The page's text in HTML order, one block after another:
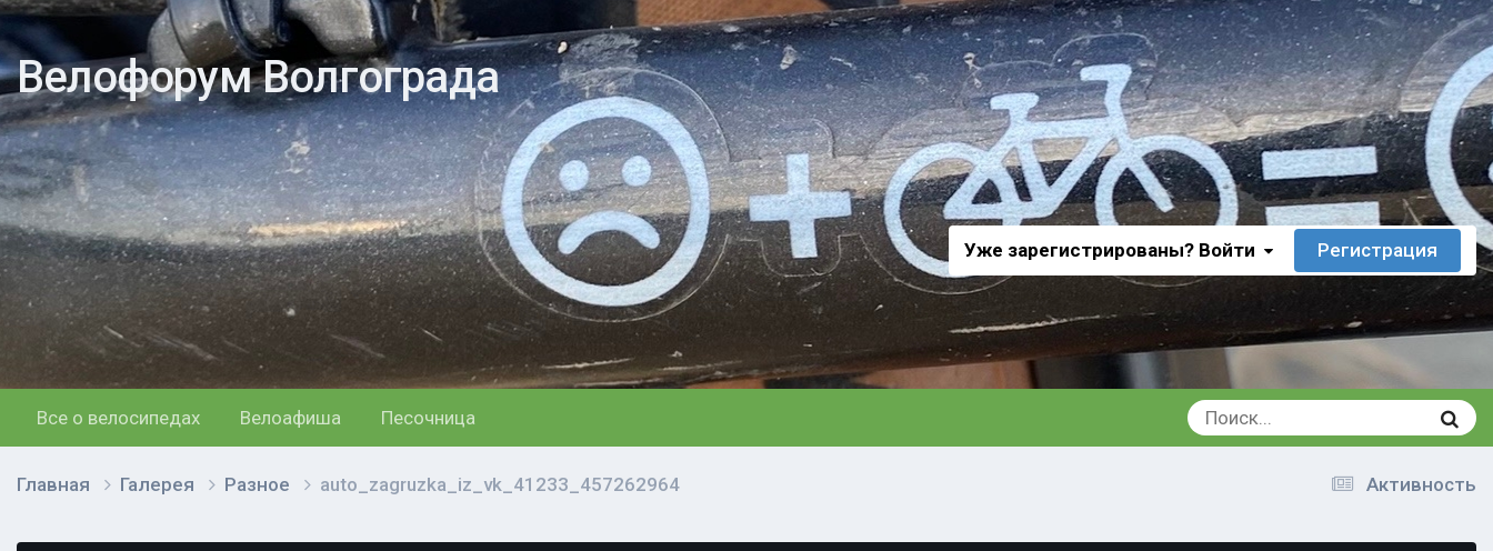
Велофорум Волгограда
Уже зарегистрированы? Войти Регистрация
Все о велосипедах Велоафиша Песочница
Активность
Главная Галерея Разное auto_zagruzka_iz_vk_41233_457262964